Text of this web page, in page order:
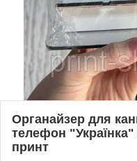
Органайзер для
телефон
принт